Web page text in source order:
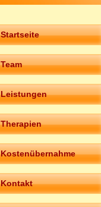
Startseite
Team
Leistungen
Therapien
Kostenübernahme
Kontakt